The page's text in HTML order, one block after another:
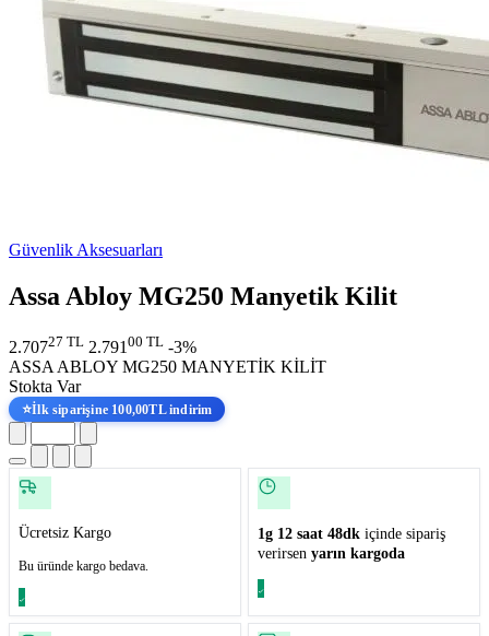
Güvenlik Aksesuarları
Assa Abloy MG250 Manyetik Kilit
2.70727 TL 2.791 00 TL -3%
ASSA ABLOY MG250 MANYETİK KİLİT
Stokta Var
⭐İlk siparişine 100,00TL indirim
Ücretsiz Kargo
Bu üründe kargo bedava.
1g 12 saat 48dk içinde sipariş
verirsen yarın kargoda